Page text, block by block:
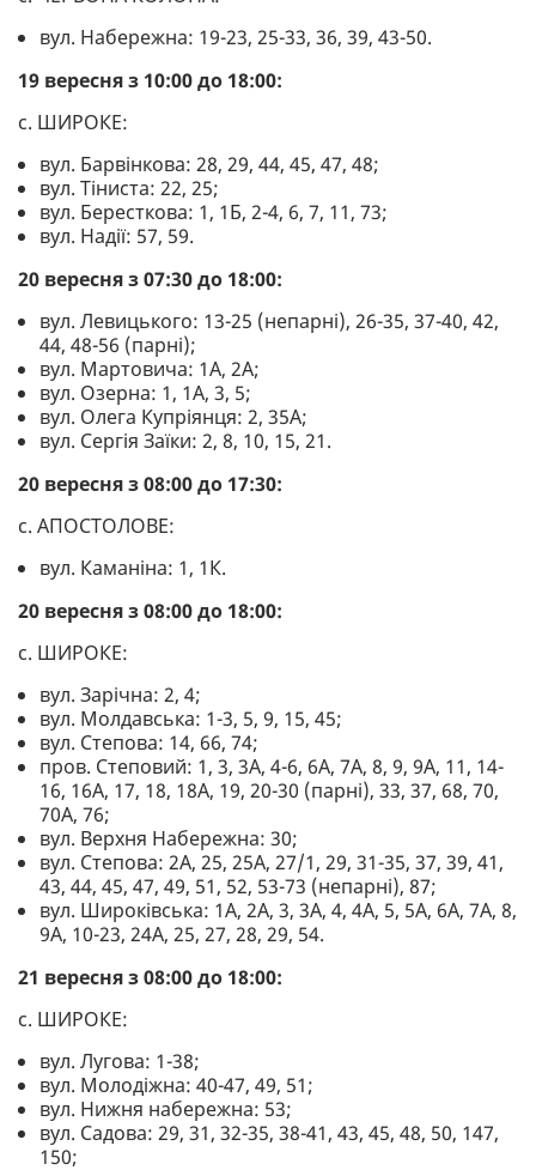
вул. Набережна: 19-23, 25-33, 36, 39, 43-50.
19 вересня з 10:00 до 18:00:
с. ШИРОКЕ:
вул. Барвінкова: 28, 29, 44, 45, 47, 48;
вул. Тіниста: 22, 25;
вул. Бересткова: 1, 1Б, 2-4, 6, 7, 11, 73;
вул. Надії: 57, 59.
20 вересня з 07:30 до 18:00:
вул. Левицького: 13-25 (непарні), 26-35, 37-40, 42,
44, 48-56 (парні);
вул. Мартовича: 1А, 2А;
вул. Озерна: 1, 1А, 3, 5;
вул. Олега Купріянця: 2, 35А;
вул. Сергія Заїки: 2, 8, 10, 15, 21.
20 вересня з 08:00 до 17:30:
с. АПОСТОЛОВЕ:
вул. Каманіна: 1, 1К.
20 вересня з 08:00 до 18:00:
с. ШИРОКЕ:
вул. Зарічна: 2, 4;
вул. Молдавська: 1-3, 5, 9, 15, 45;
вул. Степова: 14, 66, 74;
пров. Степовий: 1, 3, 3А, 4-6, 6А, 7А, 8, 9, 9А, 11, 14-
16, 16А, 17, 18, 18А, 19, 20-30 (парні), 33, 37, 68, 70,
70А, 76;
вул. Верхня Набережна: 30;
вул. Степова: 2А, 25, 25А, 27/1, 29, 31-35, 37, 39, 41,
43, 44, 45, 47, 49, 51, 52, 53-73 (непарні), 87;
вул. Широківська: 1А, 2А, 3, 3А, 4, 4А, 5, 5А, 6А, 7А, 8,
9А, 10-23, 24А, 25, 27, 28, 29, 54.
21 вересня з 08:00 до 18:00:
с. ШИРОКЕ:
вул. Лугова: 1-38;
вул. Молодіжна: 40-47, 49, 51;
вул. Нижня набережна: 53;
вул. Садова: 29, 31, 32-35, 38-41, 43, 45, 48, 50, 147,
150;